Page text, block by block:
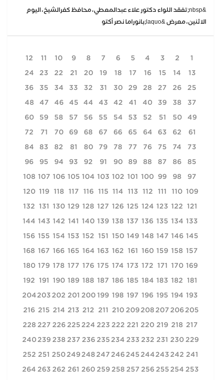
&nbsp;تفقد اللواء دكتور علاء عبدالمعطي، محافظ كفرالشيخ، اليوم
الاثنين، معرض &laquo;بانوراما نصر أكتو
1
2
3
4
5
6
7
8
9
10
11
12
13
14
15
16
17
18
19
20
21
22
23
24
25
26
27
28
29
30
31
32
33
34
35
36
37
38
39
40
41
42
43
44
45
46
47
48
49
50
51
52
53
54
55
56
57
58
59
60
61
62
63
64
65
66
67
68
69
70
71
72
73
74
75
76
77
78
79
80
81
82
83
84
85
86
87
88
89
90
91
92
93
94
95
96
97
98
99
100
101
102
103
104
105
106
107
108
109
110
111
112
113
114
115
116
117
118
119
120
121
122
123
124
125
126
127
128
129
130
131
132
133
134
135
136
137
138
139
140
141
142
143
144
145
146
147
148
149
150
151
152
153
154
155
156
157
158
159
160
161
162
163
164
165
166
167
168
169
170
171
172
173
174
175
176
177
178
179
180
181
182
183
184
185
186
187
188
189
190
191
192
193
194
195
196
197
198
199
200
201
202
203
204
205
206
207
208
209
210
211
212
213
214
215
216
217
218
219
220
221
222
223
224
225
226
227
228
229
230
231
232
233
234
235
236
237
238
239
240
241
242
243
244
245
246
247
248
249
250
251
252
253
254
255
256
257
258
259
260
261
262
263
264